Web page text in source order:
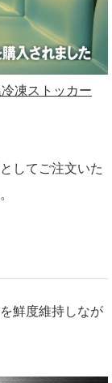
凍ストッカー
してご注文いた
鮮度維持しなが